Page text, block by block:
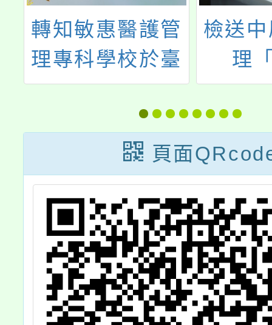
轉知敏惠醫護管
理專科學校於臺
中市立光明國中
辦理五專入學管
道招生說明會訊
息
檢送
理
吹嘴
手工
程」
頁面